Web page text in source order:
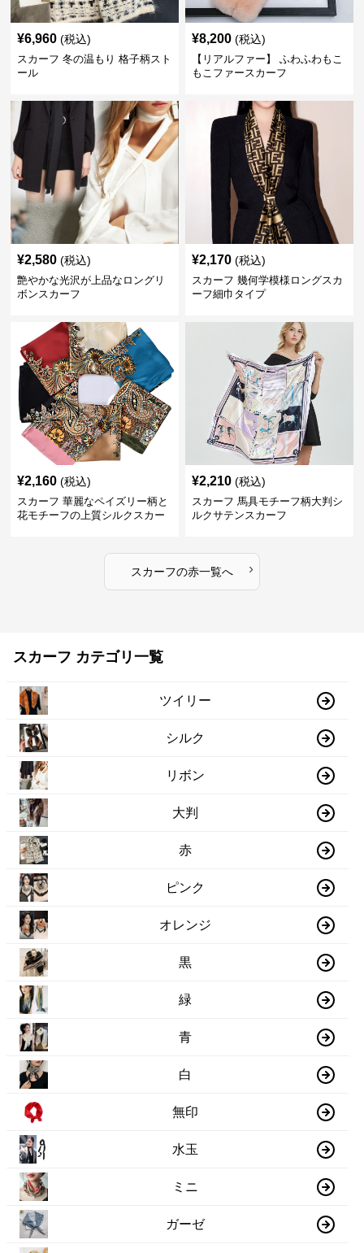
¥6,960 (税込)
スカーフ 冬の温もり 格子柄スト
ール
¥8,200 (税込)
【リアルファー】 ふわふわもこ
もこファースカーフ
¥2,580 (税込)
艶やかな光沢が上品なロングリ
ボンスカーフ
¥2,170 (税込)
スカーフ 幾何学模様ロングスカ
ーフ細巾タイプ
¥2,160 (税込)
スカーフ 華麗なペイズリー柄と
花モチーフの上質シルクスカー
¥2,210 (税込)
スカーフ 馬具モチーフ柄大判シ
ルクサテンスカーフ
スカーフの赤一覧へ ›
スカーフ カテゴリ一覧
ツイリー
シルク
リボン
大判
赤
ピンク
オレンジ
黒
緑
青
白
無印
水玉
ミニ
ガーゼ